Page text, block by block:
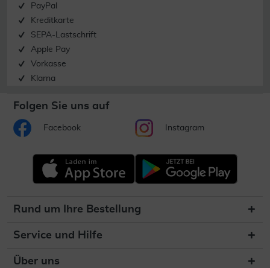
PayPal
Kreditkarte
SEPA-Lastschrift
Apple Pay
Vorkasse
Klarna
Folgen Sie uns auf
Facebook Instagram
Rund um Ihre Bestellung
Service und Hilfe
Über uns